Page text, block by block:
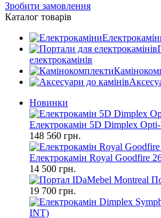
Зробити замовлення
Каталог товарів
електрокамінів
Новинки
Електрокамін 5D Dimplex
148 560 грн.
Електрокамін Royal Goodfire
14 500 грн.
19 700 грн.